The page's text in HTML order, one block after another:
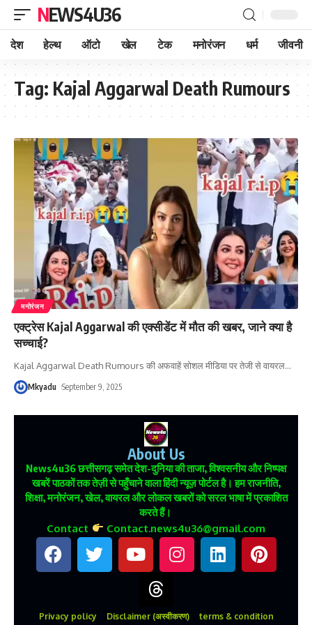
NEWS4U36
देश हेल्थ ऑटो खेल टेक मनोरंजन धर्म जीवनी
Tag: Kajal Aggarwal Death Rumours
मनोरंजन
एक्ट्रेस Kajal Aggarwal की एक्सीडेंट में मौत की खबर, जाने क्या है
सच्चाई?
Kajal Aggarwal Death Rumours की अफवाहें सोशल मीडिया पर तेजी से वायरल…
Mkyadu September 9, 2025
About Us
News4u36छत्तीसगढ़ समेत देश-दुनिया की ताजा, विश्वसनीय और निष्पक्ष
खबरें पाठकों तक तेज़ी से पहुँचाने वाला हिंदी न्यूज़ पोर्टल है। हम राजनीति,
शिक्षा, मनोरंजन, खेल, वायरल और लोकल खबरों को सरल भाषा में प्रकाशित
करते हैं।
Contact Contact.news4u36@gmail.com
Privacy policy Disclaimer (अस्वीकरण) terms & condition